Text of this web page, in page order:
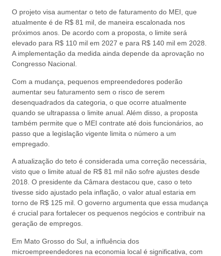
O projeto visa aumentar o teto de faturamento do MEI, que
atualmente é de R$ 81 mil, de maneira escalonada nos
próximos anos. De acordo com a proposta, o limite será
elevado para R$ 110 mil em 2027 e para R$ 140 mil em 2028.
A implementação da medida ainda depende da aprovação no
Congresso Nacional.
Com a mudança, pequenos empreendedores poderão
aumentar seu faturamento sem o risco de serem
desenquadrados da categoria, o que ocorre atualmente
quando se ultrapassa o limite anual. Além disso, a proposta
também permite que o MEI contrate até dois funcionários, ao
passo que a legislação vigente limita o número a um
empregado.
A atualização do teto é considerada uma correção necessária,
visto que o limite atual de R$ 81 mil não sofre ajustes desde
2018. O presidente da Câmara destacou que, caso o teto
tivesse sido ajustado pela inflação, o valor atual estaria em
torno de R$ 125 mil. O governo argumenta que essa mudança
é crucial para fortalecer os pequenos negócios e contribuir na
geração de empregos.
Em Mato Grosso do Sul, a influência dos
microempreendedores na economia local é significativa, com